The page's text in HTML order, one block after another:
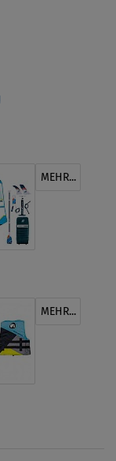
MEHR...
MEHR...